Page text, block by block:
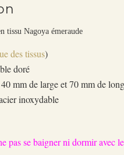
tissu Nagoya émeraude
des tissus)
doré
mm de large et 70 mm de long
inoxydable
pas se baigner ni dormir avec